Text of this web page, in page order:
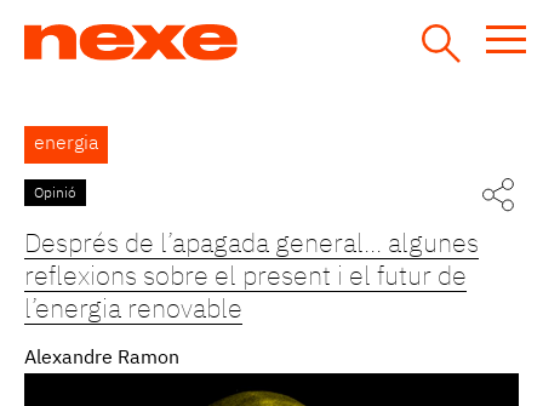
Back
to
top
energia
Opinió
Després de l’apagada general... algunes
reflexions sobre el present i el futur de
l’energia renovable
Alexandre Ramon
Pàgines